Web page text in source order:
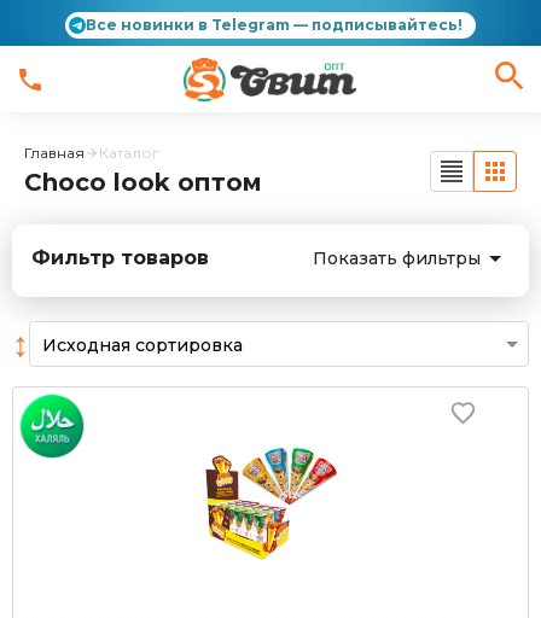
Все новинки в Telegram — подписывайтесь!
Главная Каталог
Choco look оптом
Фильтр товаров Показать фильтры
↕